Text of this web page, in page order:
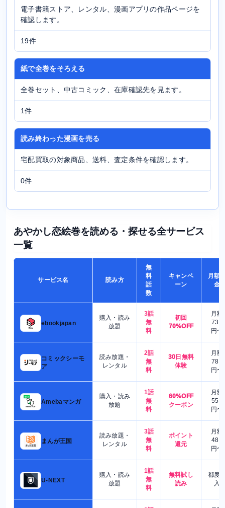
電子書籍ストア、レンタル、漫画アプリの作品ページを
確認します。
19件
紙で全巻をそろえる
全巻セット、中古コミック、在庫確認先を見ます。
1件
読み終わった漫画を売る
宅配買取の対象商品、送料、査定条件を確認します。
0件
あやかし恋絵巻を読める・探せる全サービス
一覧
サービス名 読み方
無
料
話
数
キャンペ
ーン
月額
金
ebookjapan
購入・読み
放題
3話
無
料
初回
70%OFF
月額
730
円〜
コミックシーモ
ア
読み放題・
レンタル
2話
無
料
30日無料
体験
月額
780
円〜
Amebaマンガ
購入・読み
放題
1話
無
料
60%OFF
クーポン
月額
550
円〜
まんが王国
読み放題・
レンタル
3話
無
料
ポイント
還元
月額
480
円〜
U-NEXT
購入・読み
放題
1話
無
料
無料試し
読み
都度
入